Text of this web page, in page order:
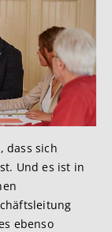
dass sich
Und es ist in
ebenso